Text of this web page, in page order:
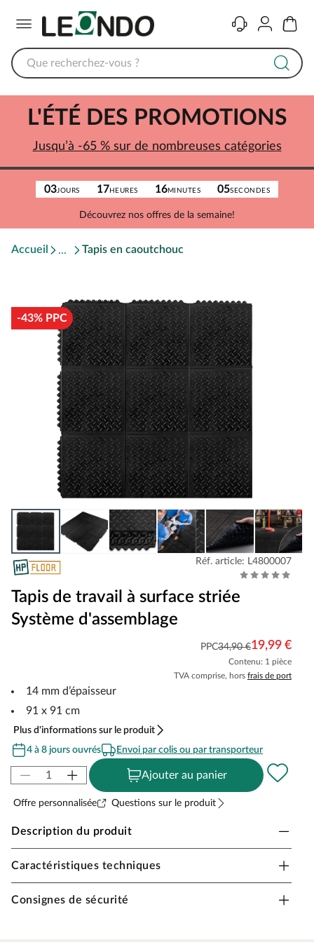
ContactComptePanier
03JOURS 17 HEURES 16MINUTES 05SECONDES
Découvrez nos offres de la semaine!
L'ÉTÉ DES PROMOTIONS
Jusqu’à -65 % sur de nombreuses catégories
Accueil Tapis en caoutchouc
-43% PPC
Réf. article: L4800007
Tapis de travail à surface striée
Système d'assemblage
PPC34,90 €19,99 €
Contenu: 1 pièce
TVA comprise, hors frais de port
14 mm d’épaisseur
91 x 91 cm
Plus d'informations sur le produit
4 à 8 jours ouvrés
Envoi par colis ou par transporteur
Ajouter au panier
Offre personnalisée Questions sur le produit
Description du produit
Tapis de travail à surface striée Système
d'assemblage
Caractéristiques techniques
Consignes de sécurité